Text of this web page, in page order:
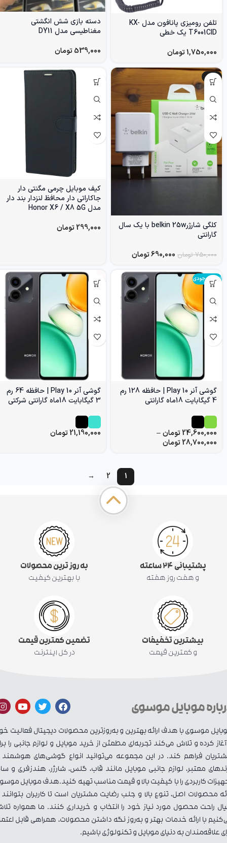
تلفن رومیزی پانافون مدل KX-
T6001CID یک خطی
1,750,000تومان
دسته بازی شش انگشتی
مغناطیسی مدل DY11
539,000تومان
-8%
کلگی شارژرbelkin 25w با یک سال
گارانتی
750,000 تومان 690,000تومان
کیف موبایل چرمی مگنتی دار
جاکاراتی دار محافظ لنزدار بند دار
مدل Honor X6 / X8 5G
299,000تومان
اتمام موجودی
گوشی آنر Play 10 | حافظه 128 رم
4 گیگابایت 18ماه گارانتی
24,600,000تومان–
28,700,000تومان
گوشی آنر Play 10 | حافظه 64 رم
3 گیگابایت 18ماه گارانتی شرکتی
21,190,000تومان
1
2
→
پشتیبانی ۲۴ ساعته
و هفت روز هفته
به روز ترین محصولات
با بهترین کیفیت
بیشترین تخفیفات
و کمترین قیمت
تضمین کمترین قیمت
در کل اینترنت
موبایل موسوی
موسوی با هدف ارائه بهترین و به‌روزترین محصولات دیجیتال فعالیت
آغاز کرده و تلاش می‌کند تجربه‌ای مطمئن از خرید موبایل و لوازم جانبی را
فراهم کند. در این مجموعه می‌توانید انواع گوشی‌های هوشمند
معتبر، لوازم جانبی موبایل مانند قاب، گلس، شارژر، هندزفری و
کاربردی را با کیفیت بالا و قیمت مناسب تهیه کنید.هدف موبایل
محصولات اصل، تنوع بالا و جلب رضایت مشتریان است تا کاربران بتوانند
راحت محصول مورد نیاز خود را انتخاب و خریداری کنند. ما همواره
با ارائه خدمات بهتر و به‌روز نگه داشتن محصولات، همراهی قابل
علاقه‌مندان به دنیای موبایل و تکنولوژی باشیم.